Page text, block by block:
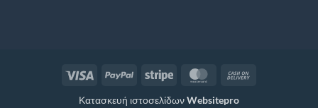
Visa PayPal Stripe MasterCard
Κατασκευή ιστοσελίδωνWebsitepro